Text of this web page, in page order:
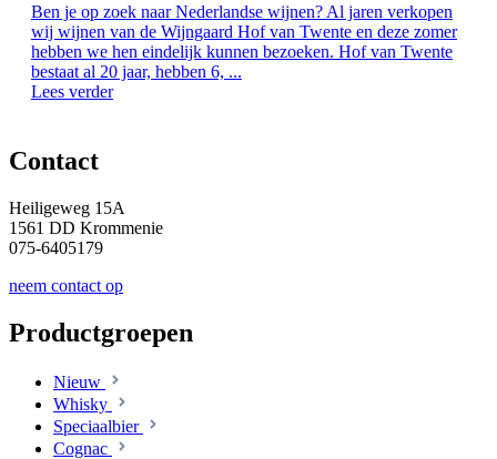
Ben je op zoek naar Nederlandse wijnen? Al jaren verkopen
wij wijnen van de Wijngaard Hof van Twente en deze zomer
hebben we hen eindelijk kunnen bezoeken. Hof van Twente
bestaat al 20 jaar, hebben 6, ...
Lees verder
Contact
Heiligeweg 15A
1561 DD Krommenie
075-6405179
neem contact op
Productgroepen
Nieuw
Whisky
Speciaalbier
Cognac